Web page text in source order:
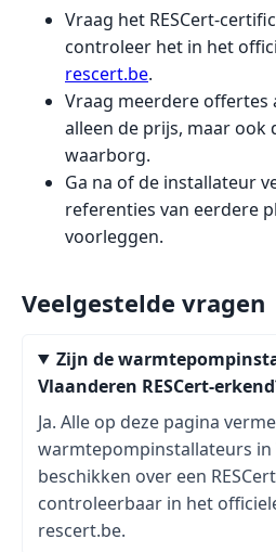
Vraag het RESCert-
controleer het in het
rescert.be.
Vraag meerdere offertes
alleen de prijs, maar ook
waarborg.
Ga na of de installateur
referenties van eerdere
voorleggen.
Veelgestelde vragen
Zijn de
Vlaanderen RESCert-
Ja. Alle op deze pagina
warmtepompinstallateurs in
beschikken over een
controleerbaar in het
rescert.be.